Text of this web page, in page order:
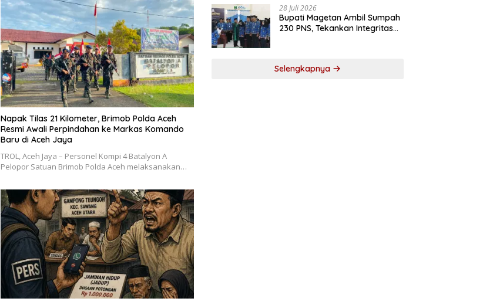
Napak Tilas 21 Kilometer, Brimob Polda Aceh
Resmi Awali Perpindahan ke Markas Komando
Baru di Aceh Jaya
TROL, Aceh Jaya – Personel Kompi 4 Batalyon A
Pelopor Satuan Brimob Polda Aceh melaksanakan…
Agenda Prioritas
28 Juli 2026
Bupati Magetan Ambil Sumpah
230 PNS, Tekankan Integritas
Selengkapnya